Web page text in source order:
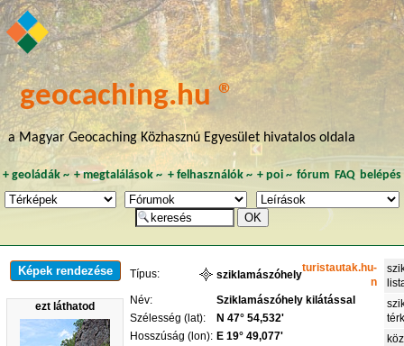
geocaching.hu ®
a Magyar Geocaching Közhasznú Egyesület hivatalos oldala
+ geoládák~ +megtalálások ~ + felhasználók~ + poi~ fórum FAQ belépés
Képek rendezése
ezt láthatod
Típus: sziklamászóhely
turistautak.hu-
n
Név:
Sziklamászóhely kilátással
Szélesség (lat):
N 47° 54,532'
Hosszúság (lon): E 19° 49,077'